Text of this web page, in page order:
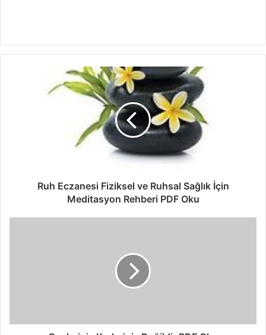
Ruh Eczanesi Fiziksel ve Ruhsal Sağlık İçin
Meditasyon Rehberi PDF Oku